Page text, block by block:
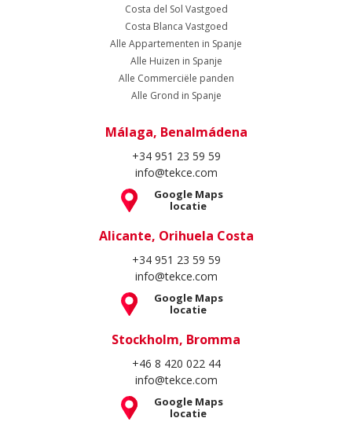
Costa del Sol Vastgoed
Costa Blanca Vastgoed
Alle Appartementen in Spanje
Alle Huizen in Spanje
Alle Commerciële panden
Alle Grond in Spanje
Málaga, Benalmádena
+34 951 23 59 59
info@tekce.com
Google Maps
locatie
Alicante, Orihuela Costa
+34 951 23 59 59
info@tekce.com
Google Maps
locatie
Stockholm, Bromma
+46 8 420 022 44
info@tekce.com
Google Maps
locatie